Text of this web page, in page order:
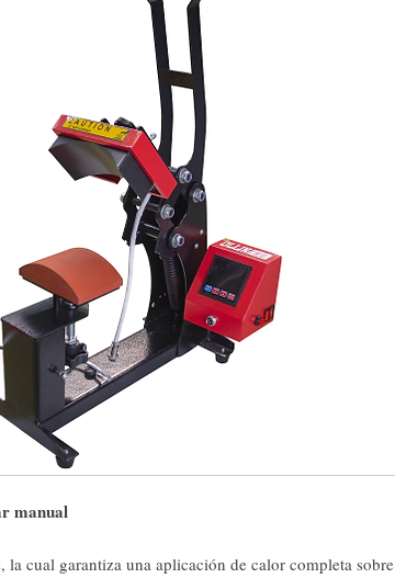
manual
la cual garantiza una aplicación de calor completa sobre